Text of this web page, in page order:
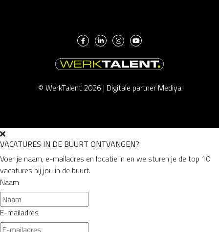
© WerkTalent 2026 | Digitale partner Mediya
VACATURES IN DE BUURT ONTVANGEN?
Voer je naam, e-mailadres en locatie in en we sturen je de top 10
vacatures bij jou in de buurt.
Naam
E-mailadres